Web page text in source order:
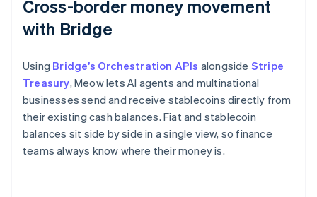
Cross-border money movement
with Bridge
Using Bridge’s Orchestration APIs alongside Stripe
Treasury, Meow lets AI agents and multinational
businesses send and receive stablecoins directly from
their existing cash balances. Fiat and stablecoin
balances sit side by side in a single view, so finance
teams always know where their money is.